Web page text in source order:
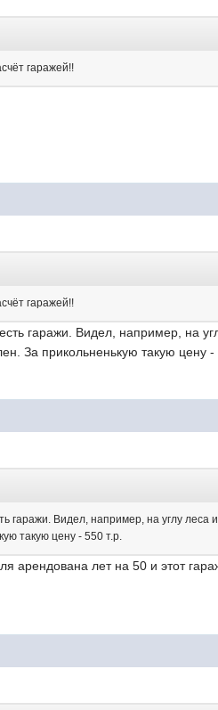
гаражей!!
гаражей!!
гаражи. Видел, например, на
За прикольненькую такую цену -
гаражи. Видел, например, на углу
такую цену - 550 т.р.
арендована лет на 50 и этот